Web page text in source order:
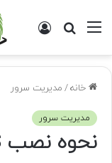
منو
جستجو
خانه/ مدیریت سرور
مدیریت سرور
نحوه نصب React JS در لاراول